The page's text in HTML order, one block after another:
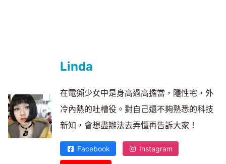
Linda
在電獺少女中是身高過高擔當，隱性宅，外
冷內熱的吐槽役。對自己還不夠熟悉的科技
新知，會想盡辦法去弄懂再告訴大家！
Facebook Instagram